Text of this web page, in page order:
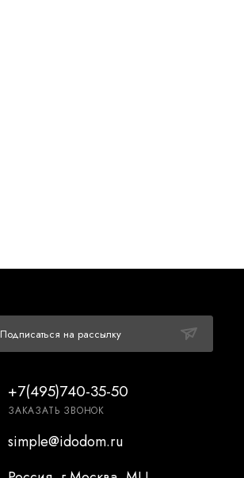
Подписаться на рассылку
+7(495)740-35-50
ЗАКАЗАТЬ ЗВОНОК
simple@idodom.ru